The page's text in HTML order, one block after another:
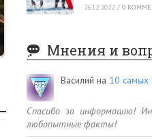
26.12.2022 / 0
Мнения и
Василий на 10 самых
Спасибо за информацию!
любопытные факты!